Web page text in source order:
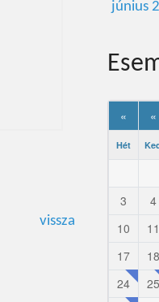
vissza
június
« «
Hét
3
4
10
11
17
18
24
25